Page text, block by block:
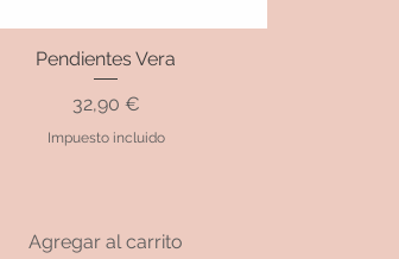
Vista rápida
Pendientes Vera
Precio
32,90 €
Impuesto incluido
Agregar al carrito